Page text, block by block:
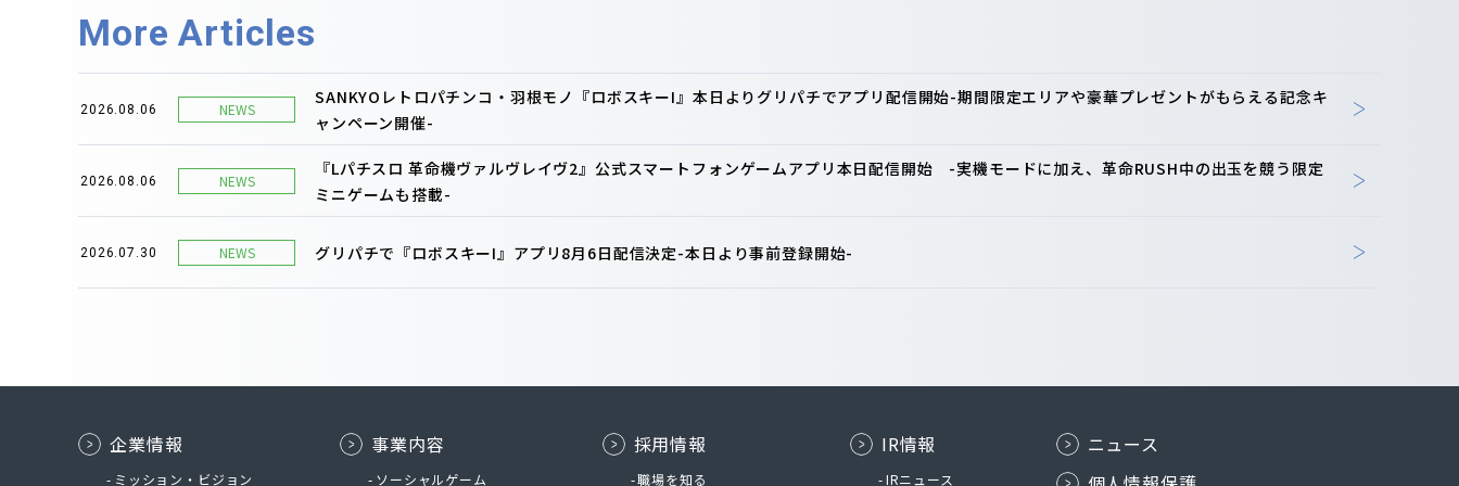
More Articles
2026.08.06 NEWS
SANKYOレトロパチンコ・羽根モノ『ロボスキーI』本日よりグリパチでアプリ配信開始-期間限定エリアや豪華プレゼントがもらえる記念キ
ャンペーン開催-
2026.08.06 NEWS
『Lパチスロ 革命機ヴァルヴレイヴ2』公式スマートフォンゲームアプリ本日配信開始 -実機モードに加え、革命RUSH中の出玉を競う限定
ミニゲームも搭載-
2026.07.30 NEWS グリパチで『ロボスキーI』アプリ8月6日配信決定-本日より事前登録開始-
企業情報
ミッション・ビジョン
事業内容
ソーシャルゲーム
採用情報
職場を知る
IR情報
IRニュース
ニュース